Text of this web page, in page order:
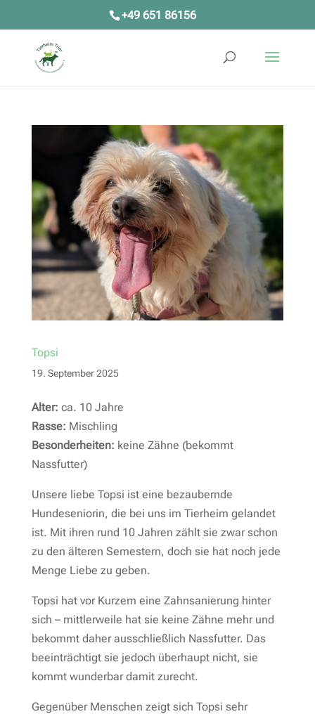
+49 651 86156
Topsi
19. September 2025
Alter: ca. 10 Jahre
Rasse: Mischling
Besonderheiten: keine Zähne (bekommt
Nassfutter)
Unsere liebe Topsi ist eine bezaubernde
Hundeseniorin, die bei uns im Tierheim gelandet
ist. Mit ihren rund 10 Jahren zählt sie zwar schon
zu den älteren Semestern, doch sie hat noch jede
Menge Liebe zu geben.
Topsi hat vor Kurzem eine Zahnsanierung hinter
sich – mittlerweile hat sie keine Zähne mehr und
bekommt daher ausschließlich Nassfutter. Das
beeinträchtigt sie jedoch überhaupt nicht, sie
kommt wunderbar damit zurecht.
Gegenüber Menschen zeigt sich Topsi sehr